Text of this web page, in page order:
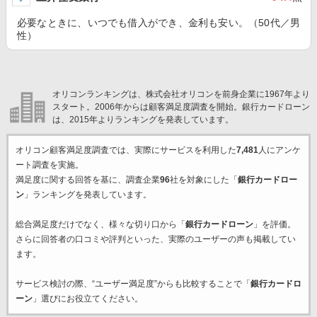
必要なときに、いつでも借入ができ、金利も安い。（50代／男
性）
オリコンランキングは、株式会社オリコンを前身企業に1967年より
スタート。2006年からは顧客満足度調査を開始。銀行カードローン
は、2015年よりランキングを発表しています。
オリコン顧客満足度調査では、実際にサービスを利用した7,481人にアンケ
ート調査を実施。
満足度に関する回答を基に、調査企業96社を対象にした「 銀行カードロー
ン」ランキングを発表しています。
総合満足度だけでなく、様々な切り口から「 銀行カードローン」を評価。
さらに回答者の口コミや評判といった、実際のユーザーの声も掲載してい
ます。
サービス検討の際、“ユーザー満足度”からも比較することで「 銀行カードロ
ーン」選びにお役立てください。